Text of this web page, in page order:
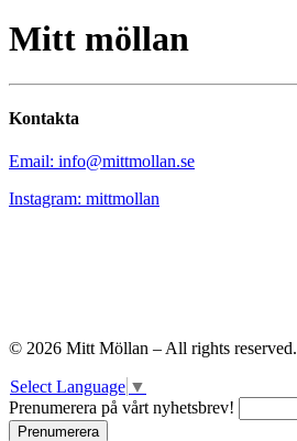
Mitt möllan
Kontakta
Email: info@mittmollan.se
Instagram: mittmollan
© 2026 Mitt Möllan – All rights reserved.
Select Language ▼
Prenumerera på vårt nyhetsbrev!